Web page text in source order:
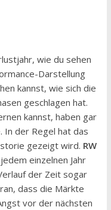
wie du sehen
Darstellung
kannst, wie sich die
geschlagen hat.
kannst, haben gar
In der Regel hat das
gezeigt wird. RW
einzelnen Jahr
der Zeit sogar
dass die Märkte
vor der nächsten